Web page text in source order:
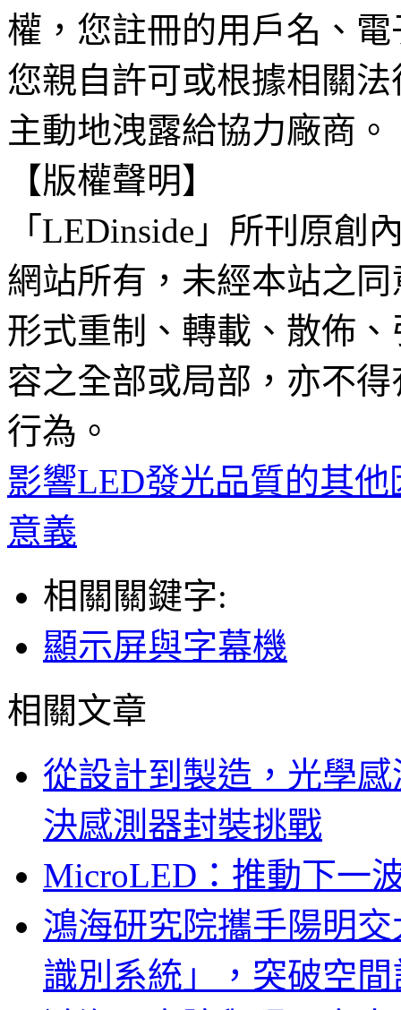
權，您註冊的用戶名、
您親自許可或根據相關
主動地洩露給協力廠商。
【版權聲明】
「LEDinside」所刊原創
網站所有，未經本站之
形式重制、轉載、散佈
容之全部或局部，亦不
行為。
影響LED發光品質的其他
意義
相關關鍵字:
顯示屏與字幕機
相關文章
從設計到製造，光學
決感測器封裝挑戰
MicroLED：推動下一
鴻海研究院攜手陽明
識別系統」，突破空